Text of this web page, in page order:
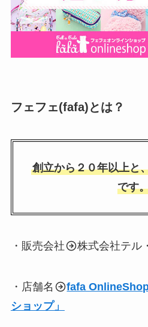
フェフェ(fafa)とは？
創立から２０年以上と
です
・販売会社 株式会社テル
・店舗名
fafa
ショップ」